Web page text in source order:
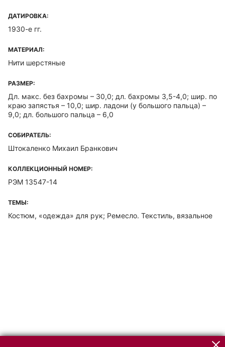
ДАТИРОВКА:
1930-е гг.
МАТЕРИАЛ:
Нити шерстяные
РАЗМЕР:
Дл. макс. без бахромы – 30,0; дл. бахромы 3,5-4,0; шир. по
краю запястья – 10,0; шир. ладони (у большого пальца) –
9,0; дл. большого пальца – 6,0
СОБИРАТЕЛЬ:
Штокаленко Михаил Бранкович
КОЛЛЕКЦИОННЫЙ НОМЕР:
РЭМ 13547-14
ТЕМЫ:
Костюм, «одежда» для рук; Ремесло. Текстиль, вязальное